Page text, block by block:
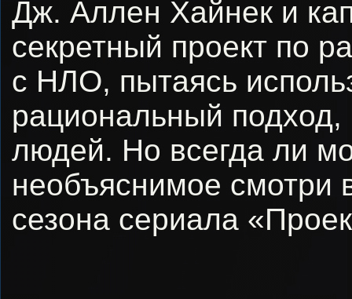
Дж. Аллен Хайнек и
секретный проект по
с НЛО, пытаясь
рациональный подход,
людей. Но всегда ли
необъяснимое смотри
сезона сериала